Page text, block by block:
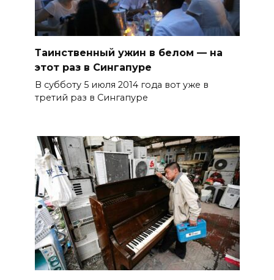
Таинственный ужин в белом — на
этот раз в Сингапуре
В субботу 5 июля 2014 года вот уже в
третий раз в Сингапуре